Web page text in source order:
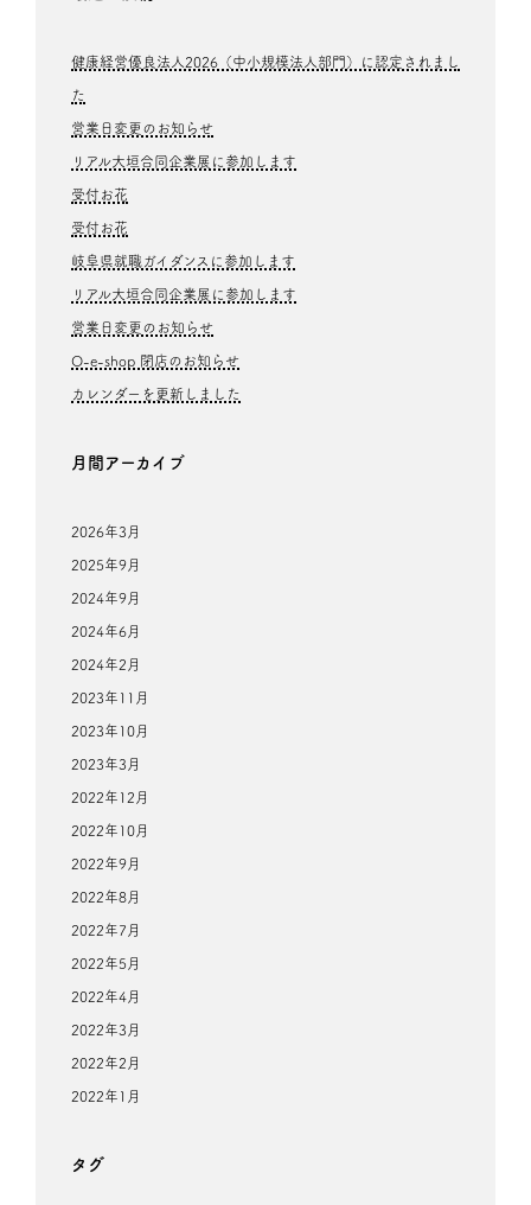
健康経営優良法人2026（中小規模法人部門）に認定されまし
た
営業日変更のお知らせ
リアル大垣合同企業展に参加します
受付お花
受付お花
岐阜県就職ガイダンスに参加します
リアル大垣合同企業展に参加します
営業日変更のお知らせ
O-e-shop 閉店のお知らせ
カレンダーを更新しました
月間アーカイブ
2026年3月
2025年9月
2024年9月
2024年6月
2024年2月
2023年11月
2023年10月
2023年3月
2022年12月
2022年10月
2022年9月
2022年8月
2022年7月
2022年5月
2022年4月
2022年3月
2022年2月
2022年1月
タグ